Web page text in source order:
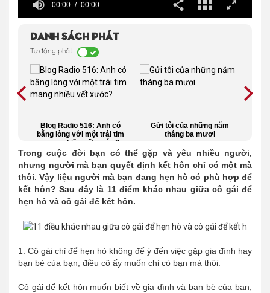
00:00 00:00
Danh sách phát
Tự động phát
Blog Radio 516: Anh có
bằng lòng với một trái tim
mang nhiều vết xước?
Gửi tôi của những năm
tháng ba mươi
Trong cuộc đời bạn có thể gặp và yêu nhiều người,
nhưng người mà bạn quyết định kết hôn chỉ có một mà
thôi. Vậy liệu người mà bạn đang hẹn hò có phù hợp để
kết hôn? Sau đây là 11 điểm khác nhau giữa cô gái để
hẹn hò và cô gái để kết hôn.
1. Cô gái chỉ để hẹn hò không để ý đến việc gặp gia đình hay
bạn bè của bạn, điều cô ấy muốn chỉ có bạn mà thôi.
Cô gái để kết hôn muốn biết về gia đình và bạn bè của bạn,